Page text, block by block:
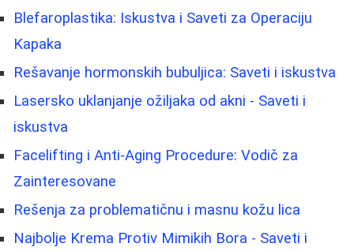
Blefaroplastika: Iskustva i Saveti za Operaciju
Kapaka
Rešavanje hormonskih bubuljica: Saveti i iskustva
Lasersko uklanjanje ožiljaka od akni - Saveti i
iskustva
Facelifting i Anti-Aging Procedure: Vodič za
Zainteresovane
Rešenja za problematičnu i masnu kožu lica
Najbolje Krema Protiv Mimikih Bora - Saveti i